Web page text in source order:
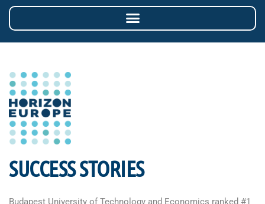
SUCCESS STORIES
Budapest University of Technology and Economics ranked #1